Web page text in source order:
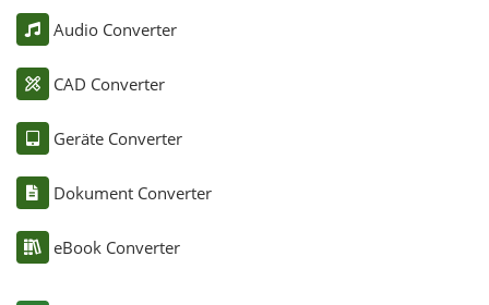
Audio Converter
CAD Converter
Geräte Converter
Dokument Converter
eBook Converter